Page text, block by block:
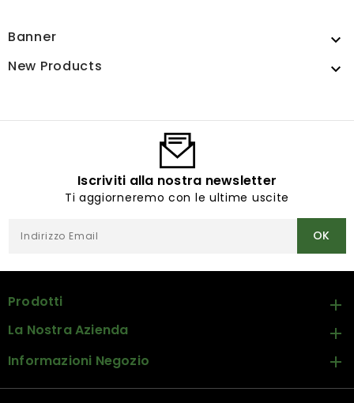
Banner 
New Products 
Iscriviti alla nostra newsletter
Ti aggiorneremo con le ultime uscite
Prodotti 
La Nostra Azienda 
Informazioni Negozio 